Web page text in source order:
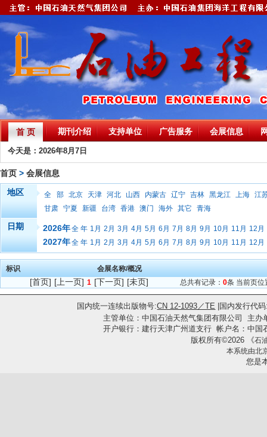
首 页 期刊介绍 支持单位 广告服务 会展信息
今天是：2026年8月7日
首页 > 会展信息
地区
全 部 北京 天津 河北 山西 内蒙古 辽宁 吉林 黑龙江 上海 江
甘肃 宁夏 新疆 台湾 香港 澳门 海外 其它 青海
日期 2026年全 年 1月 2月 3月 4月 5月 6月 7月 8月 9月 10月 11月 12月
2027年全 年 1月 2月 3月 4月 5月 6月 7月 8月 9月 10月 11月 12月
标识 会展名称/概况
[首页] [上一页] 1 [下一页] [未页] 总共有记录： 0条 当前页位
国内统一连续出版物号:CN 12-1093／TE |国内发行代
主管单位：中国石油天然气集团有限公司 主办
开户银行：建行天津广州道支行 帐户名：中
版权所有©2026 《石
本系统由北
您是